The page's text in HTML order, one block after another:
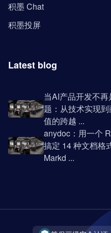
积墨 Chat
积墨投屏
Latest blog
当AI产品开发不再
题：从技术实现
值的跨越 ...
anydoc：用一个
搞定 14 种文档格
Markd ...